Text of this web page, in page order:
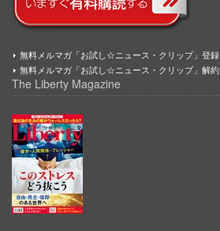
無料メルマガ「お試し☆ニュース・クリップ」登録
無料メルマガ「お試し☆ニュース・クリップ」解約
The Liberty Magazine